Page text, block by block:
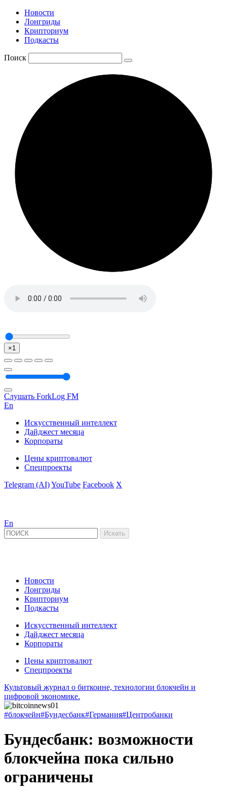
Новости
Лонгриды
Крипториум
Подкасты
Поиск
×1
Слушать ForkLog FM
En
Искусственный интеллект
Дайджест месяца
Корпораты
Цены криптовалют
Спецпроекты
Telegram (AI)YouTube Facebook X
En
Новости
Лонгриды
Крипториум
Подкасты
Искусственный интеллект
Дайджест месяца
Корпораты
Цены криптовалют
Спецпроекты
Культовый журнал о биткоине, технологии блокчейн и
цифровой экономике.
#блокчейн#Бундесбанк#Германия#Центробанки
Бундесбанк: возможности
блокчейна пока сильно
ограничены